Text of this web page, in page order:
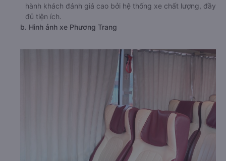
hành khách đánh giá cao bởi hệ thống xe chất lượng, đầy
đủ tiện ích.
b. Hình ảnh xe Phương Trang